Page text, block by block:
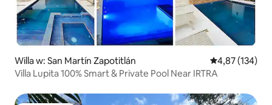
Willa w: San Martín Zapotitlán Średnia
4,87 (134)
Villa Lupita 100% Smart & Private Pool Near IRTRA